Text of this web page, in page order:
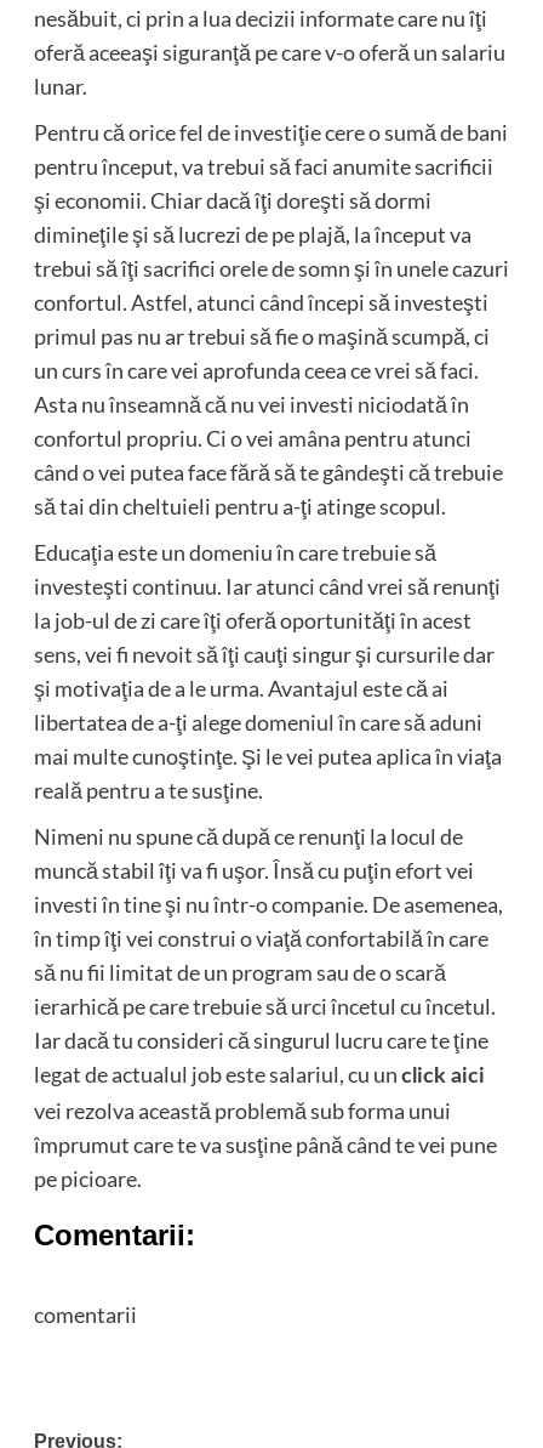
nesăbuit, ci prin a lua decizii informate care nu îţi
oferă aceeaşi siguranţă pe care v-o oferă un salariu
lunar.
Pentru că orice fel de investiţie cere o sumă de bani
pentru început, va trebui să faci anumite sacrificii
şi economii. Chiar dacă îţi doreşti să dormi
dimineţile şi să lucrezi de pe plajă, la început va
trebui să îţi sacrifici orele de somn şi în unele cazuri
confortul. Astfel, atunci când începi să investeşti
primul pas nu ar trebui să fie o maşină scumpă, ci
un curs în care vei aprofunda ceea ce vrei să faci.
Asta nu înseamnă că nu vei investi niciodată în
confortul propriu. Ci o vei amâna pentru atunci
când o vei putea face fără să te gândeşti că trebuie
să tai din cheltuieli pentru a-ţi atinge scopul.
Educaţia este un domeniu în care trebuie să
investeşti continuu. Iar atunci când vrei să renunţi
la job-ul de zi care îţi oferă oportunităţi în acest
sens, vei fi nevoit să îţi cauţi singur şi cursurile dar
şi motivaţia de a le urma. Avantajul este că ai
libertatea de a-ţi alege domeniul în care să aduni
mai multe cunoştinţe. Şi le vei putea aplica în viaţa
reală pentru a te susţine.
Nimeni nu spune că după ce renunţi la locul de
muncă stabil îţi va fi uşor. Însă cu puţin efort vei
investi în tine şi nu într-o companie. De asemenea,
în timp îţi vei construi o viaţă confortabilă în care
să nu fii limitat de un program sau de o scară
ierarhică pe care trebuie să urci încetul cu încetul.
Iar dacă tu consideri că singurul lucru care te ţine
legat de actualul job este salariul, cu un click aici
vei rezolva această problemă sub forma unui
împrumut care te va susţine până când te vei pune
pe picioare.
Comentarii:
comentarii
Previous: